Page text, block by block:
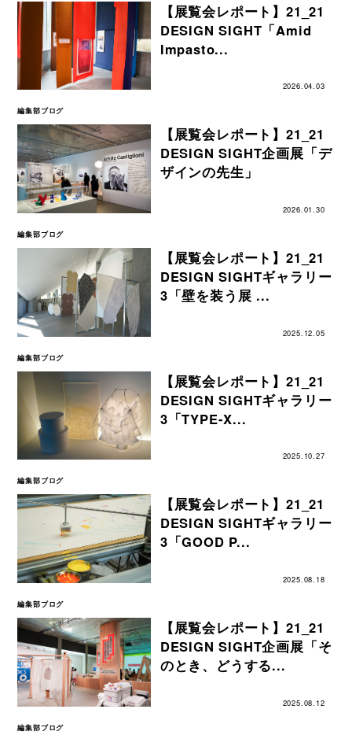
【展覧会レポート】21_21
DESIGN SIGHT「Amid
Impasto...
2026.04.03
編集部ブログ
【展覧会レポート】21_21
DESIGN SIGHT企画展「デ
ザインの先生」
2026.01.30
編集部ブログ
【展覧会レポート】21_21
DESIGN SIGHTギャラリー
3「壁を装う展 ...
2025.12.05
編集部ブログ
【展覧会レポート】21_21
DESIGN SIGHTギャラリー
3「TYPE-X...
2025.10.27
編集部ブログ
【展覧会レポート】21_21
DESIGN SIGHTギャラリー
3「GOOD P...
2025.08.18
編集部ブログ
【展覧会レポート】21_21
DESIGN SIGHT企画展「そ
のとき、どうする...
2025.08.12
編集部ブログ